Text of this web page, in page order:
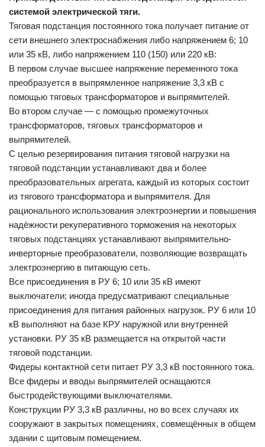
системой электрической тяги.
Тяговая подстанция постоянного тока получает питание от
сети внешнего электроснабжения либо напряжением 6; 10
или 35 кВ, либо напряжением 110 (150) или 220 кВ:
В первом случае высшее напряжение переменного тока
преобразуется в выпрямленное напряжение 3,3 кВ с
помощью тяговых трансформаторов и выпрямителей.
Во втором случае — с помощью промежуточных
трансформаторов, тяговых трансформаторов и
выпрямителей.
С целью резервирования питания тяговой нагрузки на
тяговой подстанции устанавливают два и более
преобразовательных агрегата, каждый из которых состоит
из тягового трансформатора и выпрямителя. Для
рационального использования электроэнергии и повышения
надёжности рекуперативного торможения на некоторых
тяговых подстанциях устанавливают выпрямительно-
инверторные преобразователи, позволяющие возвращать
электроэнергию в питающую сеть.
Все присоединения в РУ 6; 10 или 35 кВ имеют
выключатели; иногда предусматривают специальные
присоединения для питания районных нагрузок. РУ 6 или 10
кВ выполняют на базе КРУ наружной или внутренней
установки. РУ 35 кВ размещается на открытой части
тяговой подстанции.
Фидеры контактной сети питает РУ 3,3 кВ постоянного тока.
Все фидеры и вводы выпрямителей оснащаются
быстродействующими выключателями.
Конструкции РУ 3,3 кВ различны, но во всех случаях их
сооружают в закрытых помещениях, совмещённых в общем
здании с щитовым помещением.